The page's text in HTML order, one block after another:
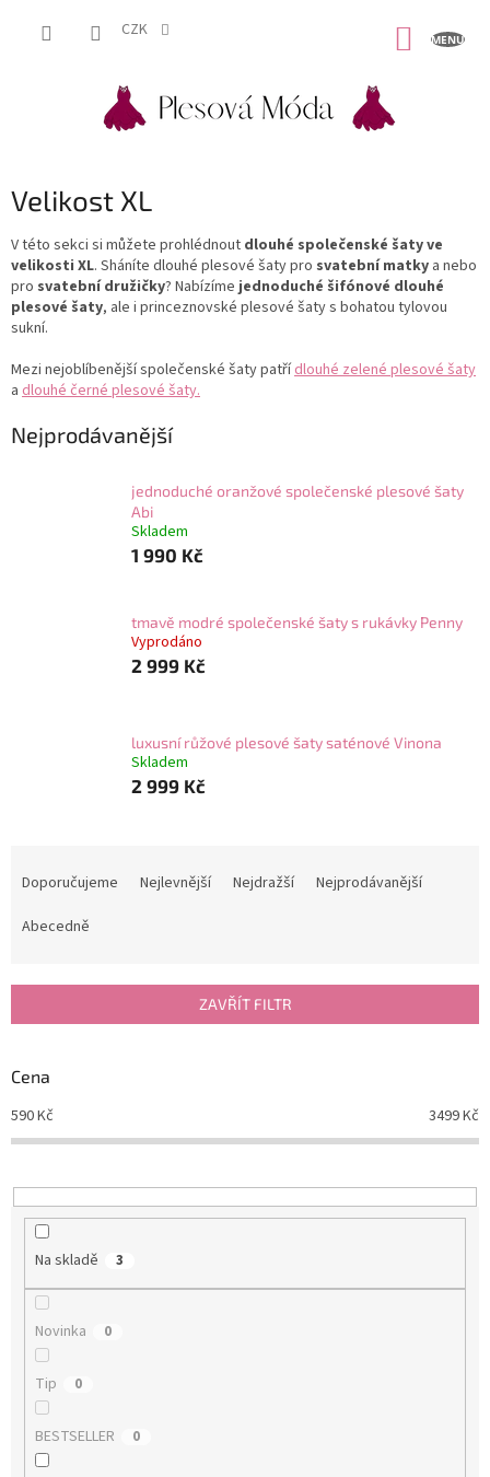
CZK
Velikost XL
V této sekci si můžete prohlédnout dlouhé společenské šaty ve
velikosti XL. Sháníte dlouhé plesové šaty pro svatební matky a nebo
pro svatební družičky? Nabízíme jednoduché šifónové dlouhé
plesové šaty, ale i princeznovské plesové šaty s bohatou tylovou
sukní.
Mezi nejoblíbenější společenské šaty patřídlouhé zelené plesové šaty
a dlouhé černé plesové šaty.
Nejprodávanější
jednoduché oranžové společenské plesové šaty
Abi
Skladem
1 990 Kč
tmavě modré společenské šaty s rukávky Penny
Vyprodáno
2 999 Kč
luxusní růžové plesové šaty saténové Vinona
Skladem
2 999 Kč
r
d
k
t
Doporučujeme Nejlevnější Nejdražší
Nejprodávanější
Abecedně
ZAVŘÍT FILTR
Cena
590Kč 3499Kč
Na skladě 3
Novinka 0
Tip 0
BESTSELLER 0